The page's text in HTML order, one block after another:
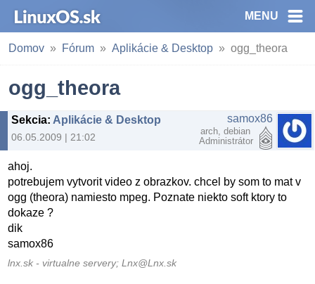
MENU
Domov Fórum Aplikácie & Desktop ogg_theora
ogg_theora
Sekcia: Aplikácie & Desktop
06.05.2009 | 21:02
samox86
arch, debian
Administrátor
ahoj.
potrebujem vytvorit video z obrazkov. chcel by som to mat v
ogg (theora) namiesto mpeg. Poznate niekto soft ktory to
dokaze ?
dik
samox86
lnx.sk - virtualne servery; Lnx@Lnx.sk